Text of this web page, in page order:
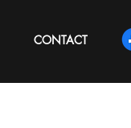
CONTACT